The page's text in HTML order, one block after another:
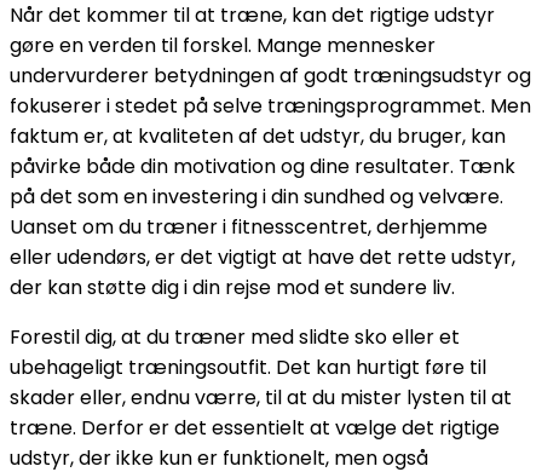
Når det kommer til at træne, kan det rigtige udstyr
gøre en verden til forskel. Mange mennesker
undervurderer betydningen af godt træningsudstyr og
fokuserer i stedet på selve træningsprogrammet. Men
faktum er, at kvaliteten af det udstyr, du bruger, kan
påvirke både din motivation og dine resultater. Tænk
på det som en investering i din sundhed og velvære.
Uanset om du træner i fitnesscentret, derhjemme
eller udendørs, er det vigtigt at have det rette udstyr,
der kan støtte dig i din rejse mod et sundere liv.
Forestil dig, at du træner med slidte sko eller et
ubehageligt træningsoutfit. Det kan hurtigt føre til
skader eller, endnu værre, til at du mister lysten til at
træne. Derfor er det essentielt at vælge det rigtige
udstyr, der ikke kun er funktionelt, men også